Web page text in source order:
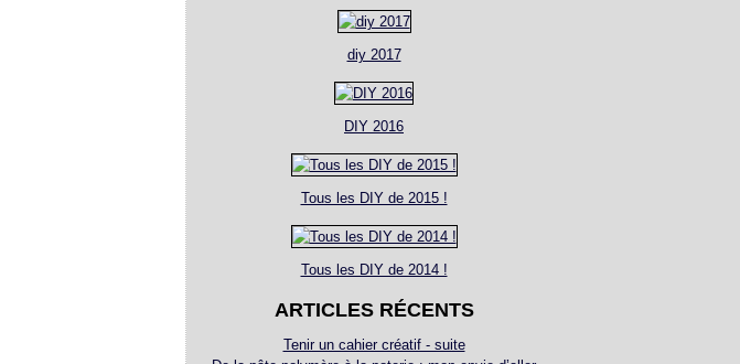
diy 2017
DIY 2016
Tous les DIY de 2015 !
Tous les DIY de 2014 !
ARTICLES RÉCENTS
Tenir un cahier créatif - suite